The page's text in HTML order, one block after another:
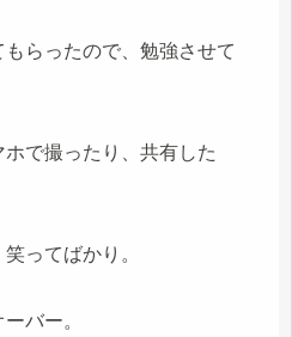
らったので、勉強させて
で撮ったり、共有した
ってばかり。
バー。